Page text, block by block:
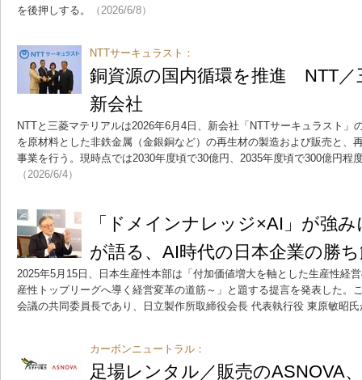
を後押しする。 （2026/6/8）
NTTサーキュラスト：
銅資源の国内循環を推進 NTT／
新会社
NTTと三菱マテリアルは2026年6月4日、新会社「NTTサーキュラスト」
を原材料とした非鉄金属（金銀銅など）の再生材の製造および販売と、
事業を行う。現時点では2030年度頃で30億円、2035年度頃で300億円程
（2026/6/4）
「ドメインナレッジ×AI」が強
が語る、AI時代の日本企業の勝
2025年5月15日、日本生産性本部は「付加価値増大を軸とした生産性経
産性トップリーグへ導く経営変革の道筋～」と題する提言を発表した。
会議の共同委員長であり、日立製作所取締役会長 代表執行役 東原敏昭
カーボンニュートラル：
足場レンタル／販売のASNOVA